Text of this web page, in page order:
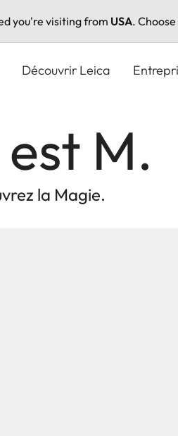
you're visiting from USA.
Découvrir Leica
M.
la Magie.